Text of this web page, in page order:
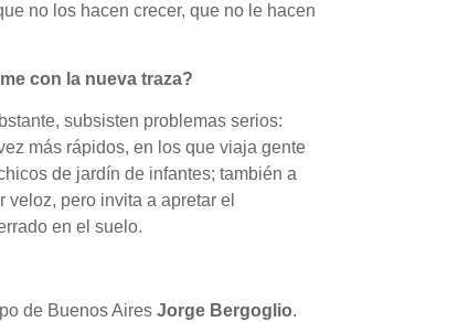
no los hacen crecer, que no le hacen
con la nueva traza?
subsisten problemas serios:
más rápidos, en los que viaja gente
de jardín de infantes; también a
pero invita a apretar el
en el suelo.
de Buenos AiresJorge Bergoglio.